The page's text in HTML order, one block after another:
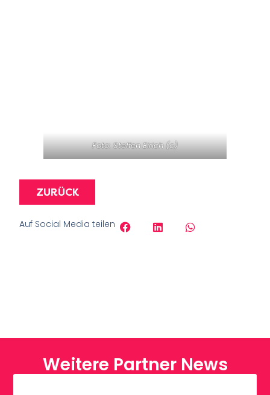
Foto: Steffen Eirich (c)
ZURÜCK
Auf Social Media teilen
Weitere Partner News